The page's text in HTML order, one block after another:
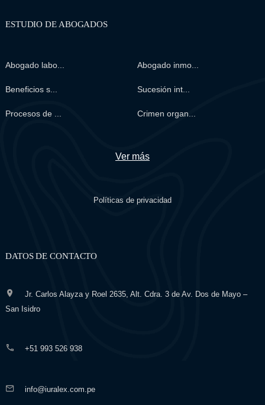
ESTUDIO DE ABOGADOS
Abogado labo... Abogado inmo...
Beneficios s... Sucesión int...
Procesos de ... Crimen organ...
Ver más
Políticas de privacidad
DATOS DE CONTACTO
Jr. Carlos Alayza y Roel 2635, Alt. Cdra. 3 de Av. Dos de Mayo –
San Isidro
+51 993 526 938
info@iuralex.com.pe